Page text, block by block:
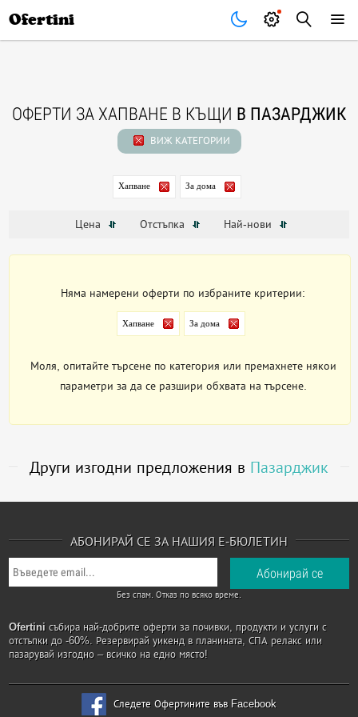
Ofertini
ОФЕРТИ ЗА ХАПВАНЕ В КЪЩИ В ПАЗАРДЖИК
ВИЖ КАТЕГОРИИ
Хапване За дома
Цена Отстъпка Най-нови
Няма намерени оферти по избраните критерии:
Хапване За дома
Моля, опитайте търсене по категория или премахнете някои
параметри за да се разшири обхвата на търсене.
Други изгодни предложения в Пазарджик
АБОНИРАЙ СЕ ЗА НАШИЯ Е-БЮЛЕТИН
Без спам. Отказ по всяко време.
Ofertini събира най-добрите оферти за почивки, продукти и услуги с
отстъпки до -60%. Резервирай уикенд в планината, СПА релакс или
пазарувай изгодно – всичко на едно място!
Следете Офертините във Facebook